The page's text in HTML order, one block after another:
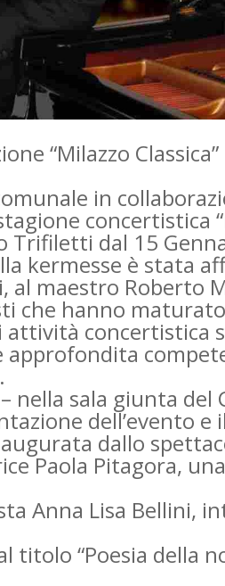
“Milazzo Classica”
in
concertistica
Trifiletti dal 15
kermesse è stata
al maestro Roberto
che hanno maturato
concertistica
approfondita
nella sala giunta del
dell’evento e il
dallo
Paola Pitagora,
Anna Lisa Bellini,
“Poesia della